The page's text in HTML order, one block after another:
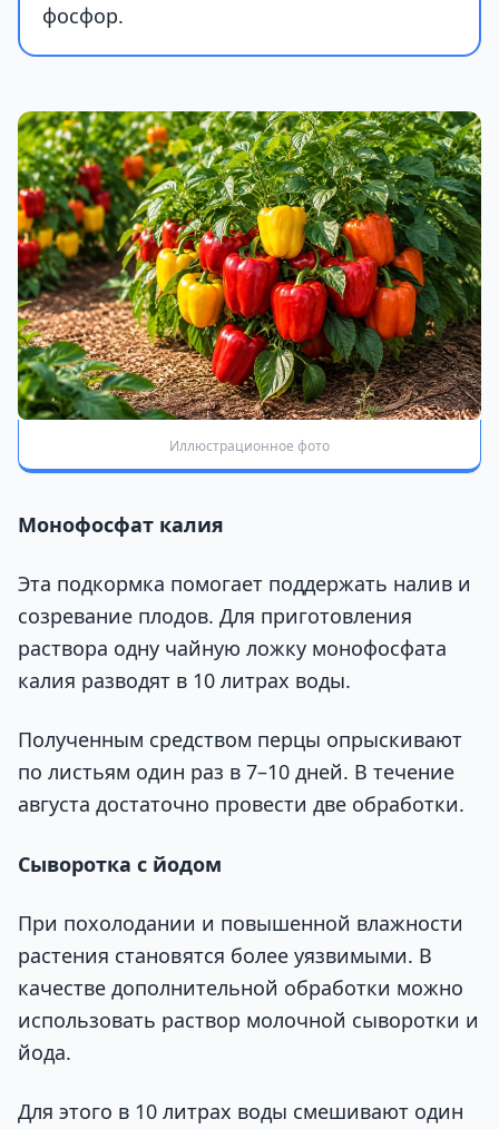
фосфор.
Иллюстрационное фото
Монофосфат калия
Эта подкормка помогает поддержать налив и
созревание плодов. Для приготовления
раствора одну чайную ложку монофосфата
калия разводят в 10 литрах воды.
Полученным средством перцы опрыскивают
по листьям один раз в 7–10 дней. В течение
августа достаточно провести две обработки.
Сыворотка с йодом
При похолодании и повышенной влажности
растения становятся более уязвимыми. В
качестве дополнительной обработки можно
использовать раствор молочной сыворотки и
йода.
Для этого в 10 литрах воды смешивают один